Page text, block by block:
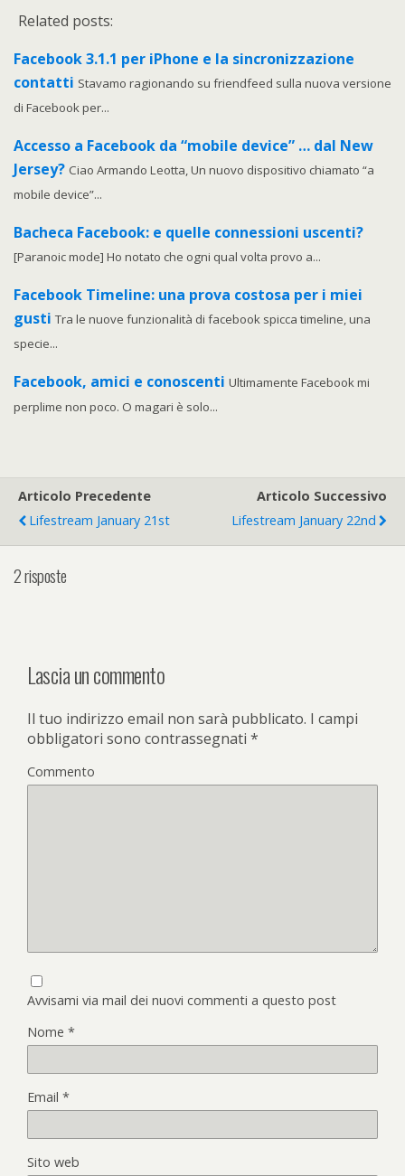
Related posts:
Facebook 3.1.1 per iPhone e la sincronizzazione
contatti Stavamo ragionando su friendfeed sulla nuova versione
di Facebook per...
Accesso a Facebook da “mobile device” … dal New
Jersey? Ciao Armando Leotta, Un nuovo dispositivo chiamato “a
mobile device”...
Bacheca Facebook: e quelle connessioni uscenti?
[Paranoic mode] Ho notato che ogni qual volta provo a...
Facebook Timeline: una prova costosa per i miei
gustiTra le nuove funzionalità di facebook spicca timeline, una
specie...
Facebook, amici e conoscenti Ultimamente Facebook mi
perplime non poco. O magari è solo...
Articolo Precedente
Lifestream January 21st
Articolo Successivo
Lifestream January 22nd
2 risposte
Lascia un commento
Il tuo indirizzo email non sarà pubblicato. I campi
obbligatori sono contrassegnati *
Commento
Avvisami via mail dei nuovi commenti a questo post
Nome *
Email *
Sito web